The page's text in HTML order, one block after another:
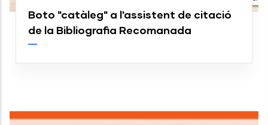
Boto "catàleg" a l'assistent de citació
de la Bibliografia Recomanada